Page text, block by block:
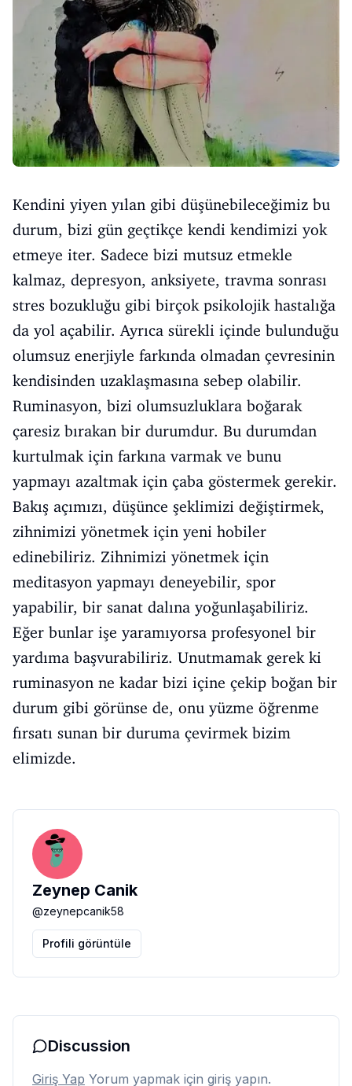
Kendini yiyen yılan gibi düşünebileceğimiz bu
durum, bizi gün geçtikçe kendi kendimizi yok
etmeye iter. Sadece bizi mutsuz etmekle
kalmaz, depresyon, anksiyete, travma sonrası
stres bozukluğu gibi birçok psikolojik hastalığa
da yol açabilir. Ayrıca sürekli içinde bulunduğu
olumsuz enerjiyle farkında olmadan çevresinin
kendisinden uzaklaşmasına sebep olabilir.
Ruminasyon, bizi olumsuzluklara boğarak
çaresiz bırakan bir durumdur. Bu durumdan
kurtulmak için farkına varmak ve bunu
yapmayı azaltmak için çaba göstermek gerekir.
Bakış açımızı, düşünce şeklimizi değiştirmek,
zihnimizi yönetmek için yeni hobiler
edinebiliriz. Zihnimizi yönetmek için
meditasyon yapmayı deneyebilir, spor
yapabilir, bir sanat dalına yoğunlaşabiliriz.
Eğer bunlar işe yaramıyorsa profesyonel bir
yardıma başvurabiliriz. Unutmamak gerek ki
ruminasyon ne kadar bizi içine çekip boğan bir
durum gibi görünse de, onu yüzme öğrenme
fırsatı sunan bir duruma çevirmek bizim
elimizde.
Zeynep Canik
@zeynepcanik58
Profili görüntüle
Discussion
Giriş Yap Yorum yapmak için giriş yapın.